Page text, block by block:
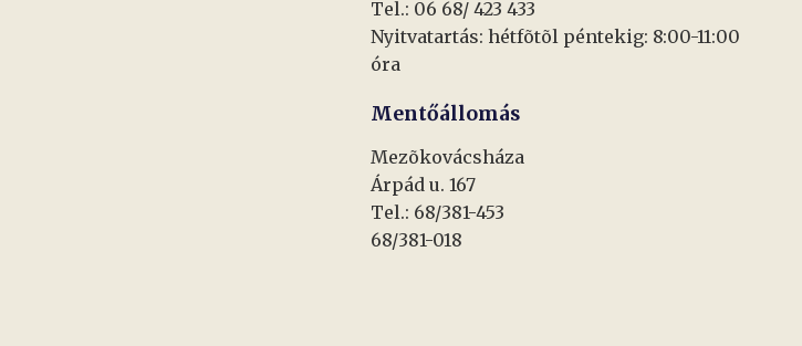
Tel.: 06 68/ 423 433
Nyitvatartás: hétfõtõl péntekig: 8:00-11:00
óra
Mentőállomás
Mezõkovácsháza
Árpád u. 167
Tel.: 68/381-453
68/381-018